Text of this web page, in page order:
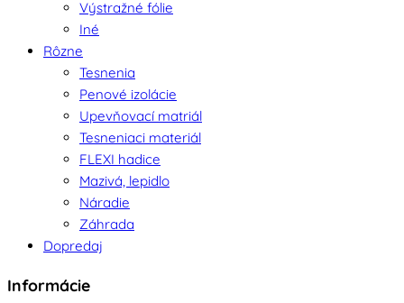
Výstražné fólie
Iné
Rôzne
Tesnenia
Penové izolácie
Upevňovací matriál
Tesneniaci materiál
FLEXI hadice
Mazivá, lepidlo
Náradie
Záhrada
Dopredaj
Informácie